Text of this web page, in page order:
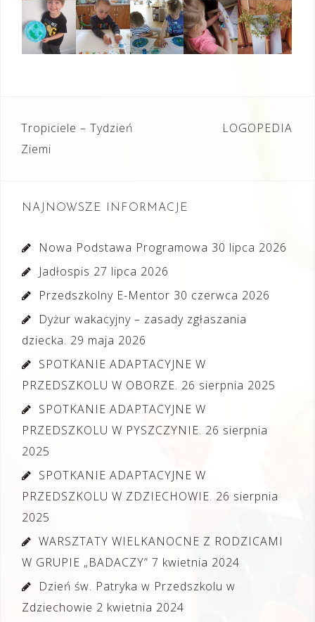
Nawigacja
wpisu
Tropiciele – Tydzień
Ziemi
LOGOPEDIA
NAJNOWSZE INFORMACJE
Nowa Podstawa Programowa 30 lipca 2026
Jadłospis 27 lipca 2026
Przedszkolny E-Mentor 30 czerwca 2026
Dyżur wakacyjny – zasady zgłaszania
dziecka. 29 maja 2026
SPOTKANIE ADAPTACYJNE W
PRZEDSZKOLU W OBORZE. 26 sierpnia 2025
SPOTKANIE ADAPTACYJNE W
PRZEDSZKOLU W PYSZCZYNIE. 26 sierpnia
2025
SPOTKANIE ADAPTACYJNE W
PRZEDSZKOLU W ZDZIECHOWIE. 26 sierpnia
2025
WARSZTATY WIELKANOCNE Z RODZICAMI
W GRUPIE „BADACZY” 7 kwietnia 2024
Dzień św. Patryka w Przedszkolu w
Zdziechowie 2 kwietnia 2024